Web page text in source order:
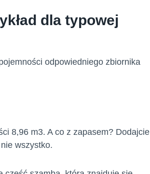
dla typowej
odpowiedniego zbiornika
8,96 m3. A co z zapasem? Dodajcie
wszystko.